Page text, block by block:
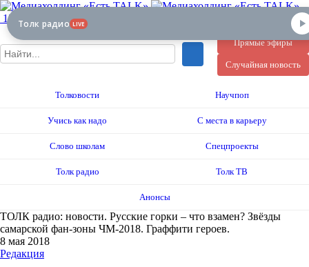
12+
Прямые эфиры
Случайная новость
Толковости Научпоп
Учись как надо С места в карьеру
Слово школам Спецпроекты
Толк радио Толк ТВ
Анонсы
ТОЛК радио: новости. Русские горки – что взамен? Звёзды
самарской фан-зоны ЧМ-2018. Граффити героев.
8 мая 2018
Редакция
Толк радио LIVE